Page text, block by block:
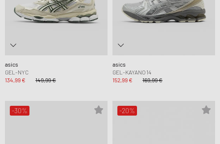
asics
GEL-NYC
134,99 €
149,99 €
asics
GEL-KAYANO 14
152,99 €
169,99 €
-30% -20%